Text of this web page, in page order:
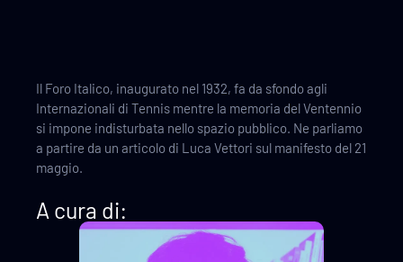
Il Foro Italico, inaugurato nel 1932, fa da sfondo agli
Internazionali di Tennis mentre la memoria del Ventennio
si impone indisturbata nello spazio pubblico. Ne parliamo
a partire da un articolo di Luca Vettori sul manifesto del 21
maggio.
A cura di: